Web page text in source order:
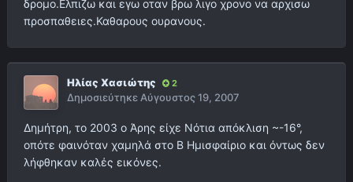
δρομο.Ελπιζω και εγω οταν βρω λιγο χρονο να αρχισω
προσπαθειες.Καθαρους ουρανους.
Ηλίας Χασιώτης 2
ΔημοσιεύτηκεΑύγουστος 19, 2007
Δημήτρη, το 2003 ο Άρης είχε Νότια απόκλιση ~-16°,
οπότε φαινόταν χαμηλά στο Β Ημισφαίριο και όντως δεν
λήφθηκαν καλές εικόνες.